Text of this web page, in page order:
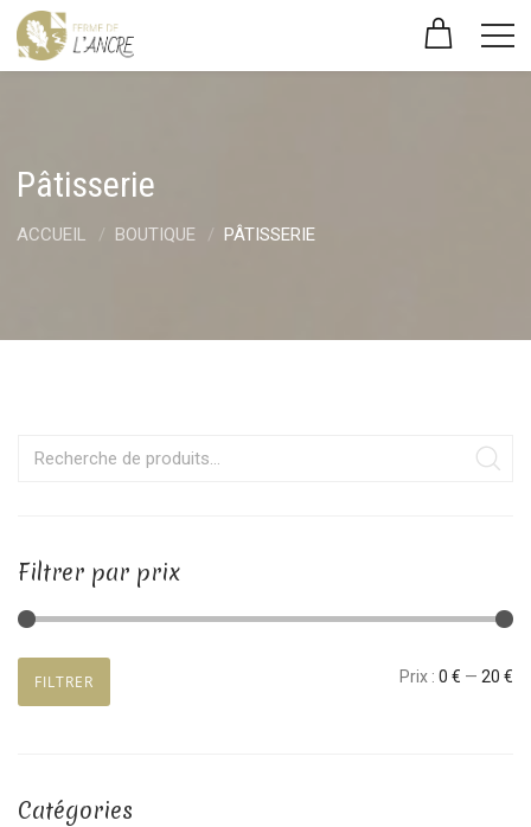
Pâtisserie
ACCUEIL BOUTIQUE PÂTISSERIE
Filtrer par prix
Prix
min
Prix
max
FILTRER Prix : 0 € — 20 €
Catégories